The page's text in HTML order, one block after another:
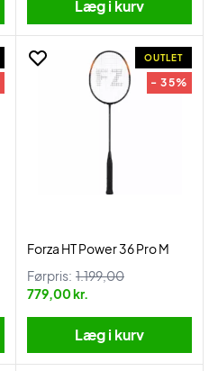
Læg i kurv
OUTLET
- 35%
Forza HT Power 36 Pro M
Førpris: 1.199,00
779,00 kr.
Læg i kurv